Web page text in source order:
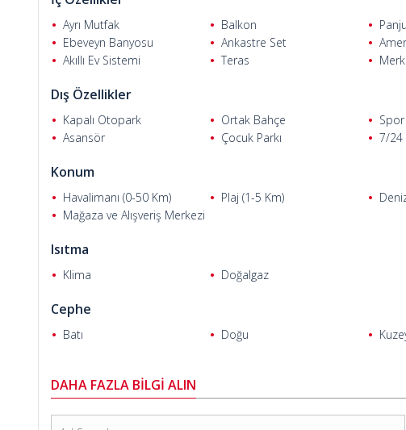
Ayrı Mutfak Balkon
Ebeveyn Banyosu
Ankastre Set
Akıllı Ev Sistemi
Teras
Dış Özellikler
Kapalı Otopark Ortak Bahçe
Asansör
Çocuk Parkı 7/24
Konum
Havalimanı (0-50 Km) Plaj (1-5 Km)
Mağaza ve Alışveriş Merkezi
Isıtma
Klima Doğalgaz
Cephe
Batı Doğu
DAHA FAZLA BİLGİ ALIN